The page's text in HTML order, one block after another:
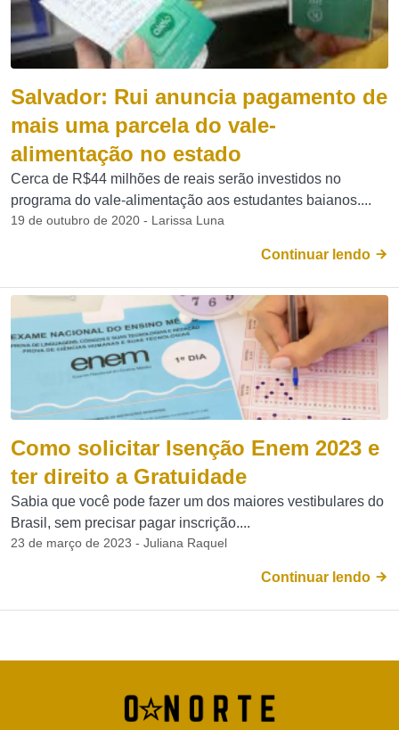
Salvador: Rui anuncia pagamento de
mais uma parcela do vale-
alimentação no estado
Cerca de R$44 milhões de reais serão investidos no
programa do vale-alimentação aos estudantes baianos....
19 de outubro de 2020 - Larissa Luna
Continuar lendo
Como solicitar Isenção Enem 2023 e
ter direito a Gratuidade
Sabia que você pode fazer um dos maiores vestibulares do
Brasil, sem precisar pagar inscrição....
23 de março de 2023 - Juliana Raquel
Continuar lendo